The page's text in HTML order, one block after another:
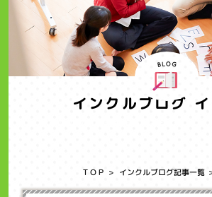
インクルブログ
ＴＯＰ インクルブログ記事一覧